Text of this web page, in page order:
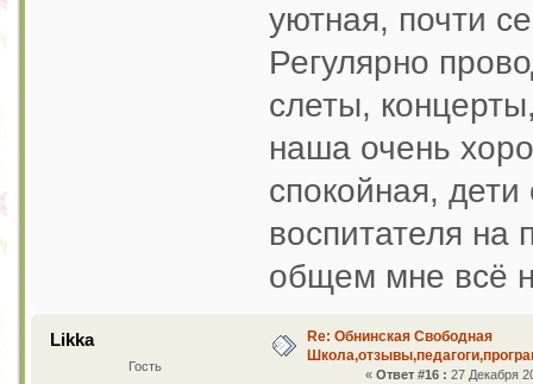
уютная, почти
Регулярно
слеты,
наша очень
спокойная,
воспитателя
общем мне всё
Likka
Гость
Re: Обнинская Свободная
« Ответ #16 : 27 Декабря